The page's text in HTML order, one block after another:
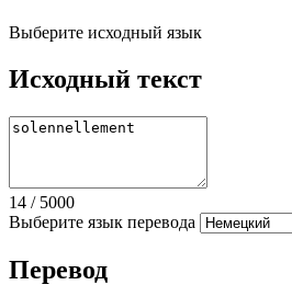
Выберите исходный язык
Исходный текст
14 / 5000
Выберите язык перевода
Перевод